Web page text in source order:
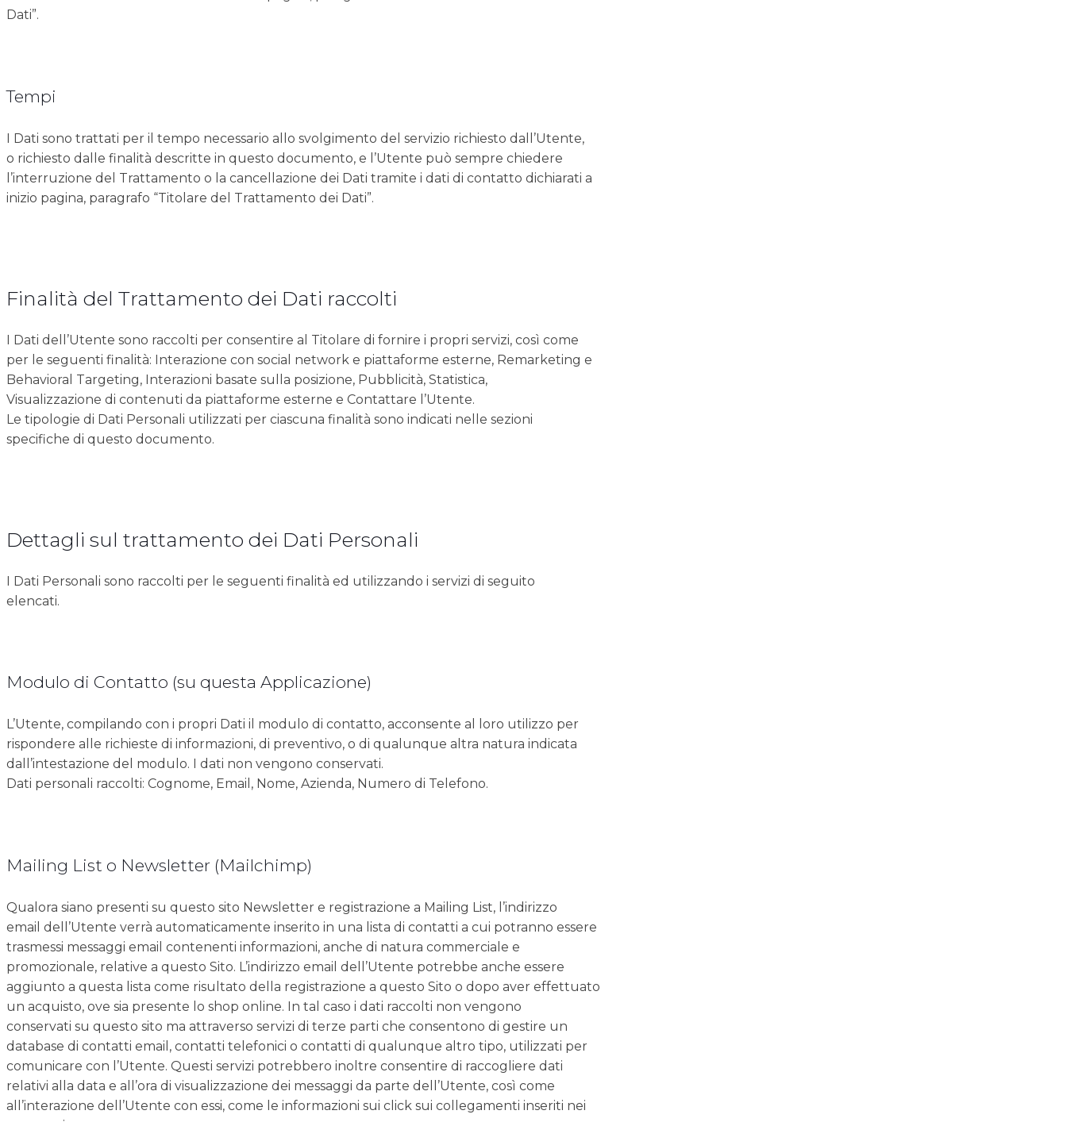
Dati”.
Tempi
I Dati sono trattati per il tempo necessario allo svolgimento del servizio richiesto dall’Utente,
o richiesto dalle finalità descritte in questo documento, e l’Utente può sempre chiedere
l’interruzione del Trattamento o la cancellazione dei Dati tramite i dati di contatto dichiarati a
inizio pagina, paragrafo “Titolare del Trattamento dei Dati”.
Finalità del Trattamento dei Dati raccolti
I Dati dell’Utente sono raccolti per consentire al Titolare di fornire i propri servizi, così come
per le seguenti finalità: Interazione con social network e piattaforme esterne, Remarketing e
Behavioral Targeting, Interazioni basate sulla posizione, Pubblicità, Statistica,
Visualizzazione di contenuti da piattaforme esterne e Contattare l’Utente.
Le tipologie di Dati Personali utilizzati per ciascuna finalità sono indicati nelle sezioni
specifiche di questo documento.
Dettagli sul trattamento dei Dati Personali
I Dati Personali sono raccolti per le seguenti finalità ed utilizzando i servizi di seguito
elencati.
Modulo di Contatto (su questa Applicazione)
L’Utente, compilando con i propri Dati il modulo di contatto, acconsente al loro utilizzo per
rispondere alle richieste di informazioni, di preventivo, o di qualunque altra natura indicata
dall’intestazione del modulo. I dati non vengono conservati.
Dati personali raccolti: Cognome, Email, Nome, Azienda, Numero di Telefono.
Mailing List o Newsletter (Mailchimp)
Qualora siano presenti su questo sito Newsletter e registrazione a Mailing List, l’indirizzo
email dell’Utente verrà automaticamente inserito in una lista di contatti a cui potranno essere
trasmessi messaggi email contenenti informazioni, anche di natura commerciale e
promozionale, relative a questo Sito. L’indirizzo email dell’Utente potrebbe anche essere
aggiunto a questa lista come risultato della registrazione a questo Sito o dopo aver effettuato
un acquisto, ove sia presente lo shop online. In tal caso i dati raccolti non vengono
conservati su questo sito ma attraverso servizi di terze parti che consentono di gestire un
database di contatti email, contatti telefonici o contatti di qualunque altro tipo, utilizzati per
comunicare con l’Utente. Questi servizi potrebbero inoltre consentire di raccogliere dati
relativi alla data e all’ora di visualizzazione dei messaggi da parte dell’Utente, così come
all’interazione dell’Utente con essi, come le informazioni sui click sui collegamenti inseriti nei